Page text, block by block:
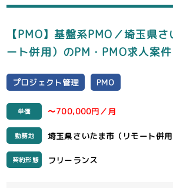
【PMO】基盤系PMO／埼玉県
ート併用）のPM・PMO求人案件
プロジェクト管理 PMO
単価 〜700,000円／月
勤務地 埼玉県さいたま市（リモート併用
契約形態 フリーランス